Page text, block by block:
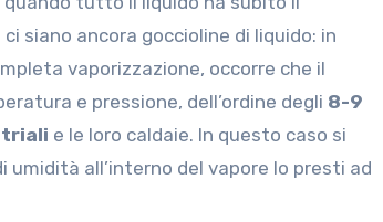
siano ancora goccioline di liquido: in
vaporizzazione, occorre che il
e pressione, dell’ordine degli 8-9
e le loro caldaie. In questo caso si
umidità all’interno del vapore lo presti ad